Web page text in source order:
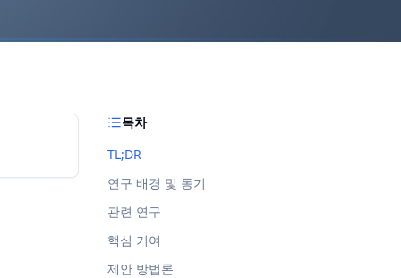
목차
TL;DR
연구 배경 및 동기
관련 연구
핵심 기여
제안 방법론